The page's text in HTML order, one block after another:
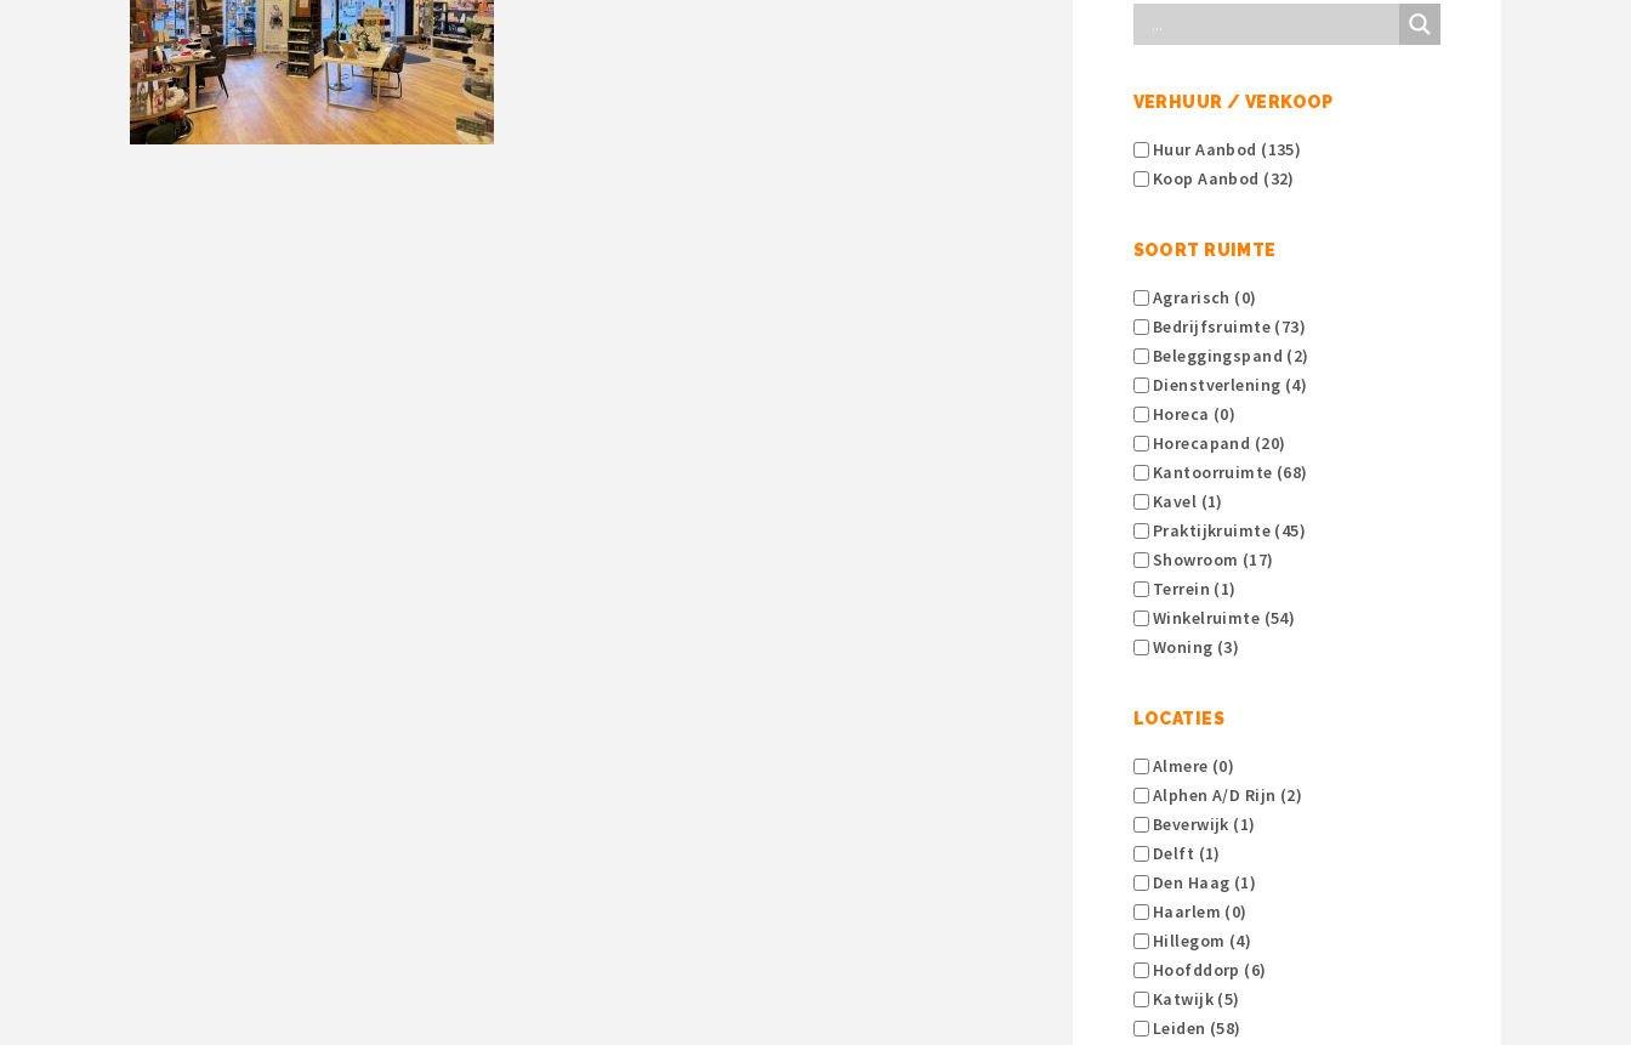
VERHUUR / VERKOOP
Huur Aanbod (135)
Koop Aanbod (32)
SOORT RUIMTE
Agrarisch (0)
Bedrijfsruimte (73)
Beleggingspand (2)
Dienstverlening (4)
Horeca (0)
Horecapand (20)
Kantoorruimte (68)
Kavel (1)
Praktijkruimte (45)
Showroom (17)
Terrein (1)
Winkelruimte (54)
Woning (3)
LOCATIES
Almere (0)
Alphen A/d Rijn (2)
Beverwijk (1)
Delft (1)
Den Haag (1)
Haarlem (0)
Hillegom (4)
Hoofddorp (6)
Katwijk (5)
Leiden (58)